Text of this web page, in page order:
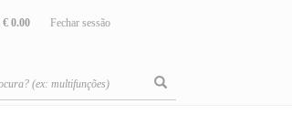
Fechar sessão
€ 0.00